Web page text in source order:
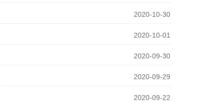
2020-10-30
2020-10-01
2020-09-30
2020-09-29
2020-09-22